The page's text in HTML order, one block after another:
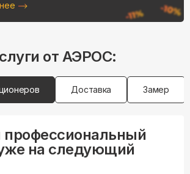
от АЭРОС:
Доставка Замер
на следующий